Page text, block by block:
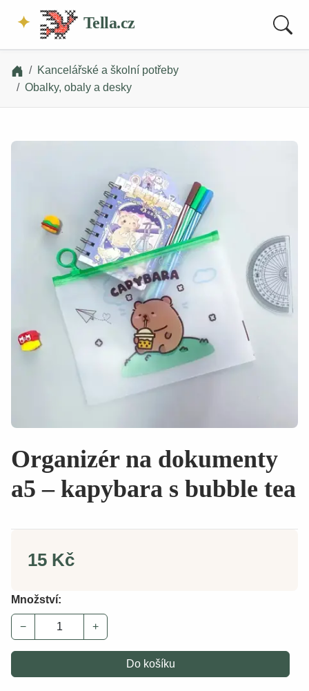
Tella.cz
Kancelářské a školní potřeby
Obalky, obaly a desky
Organizér na dokumenty
a5 – kapybara s bubble tea
15 Kč
Množství:
− +
Do košíku